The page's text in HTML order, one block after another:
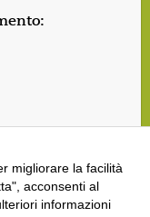
migliorare la facilità
acconsenti al
informazioni